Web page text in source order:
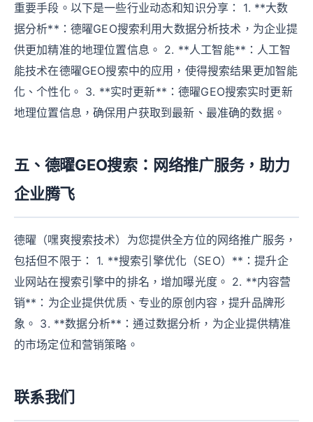
重要手段。以下是一些行业动态和知识分享： 1. **大数
据分析**：德曜GEO搜索利用大数据分析技术，为企业提
供更加精准的地理位置信息。 2. **人工智能**：人工智
能技术在德曜GEO搜索中的应用，使得搜索结果更加智能
化、个性化。 3. **实时更新**：德曜GEO搜索实时更新
地理位置信息，确保用户获取到最新、最准确的数据。
五、德曜GEO搜索：网络推广服务，助力
企业腾飞
德曜（嘿爽搜索技术）为您提供全方位的网络推广服务，
包括但不限于： 1. **搜索引擎优化（SEO）**：提升企
业网站在搜索引擎中的排名，增加曝光度。 2. **内容营
销**：为企业提供优质、专业的原创内容，提升品牌形
象。 3. **数据分析**：通过数据分析，为企业提供精准
的市场定位和营销策略。
联系我们